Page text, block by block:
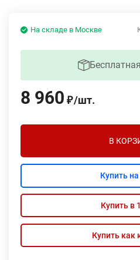
На складе в Москве
8 960 ₽/шт.
В
Купить на
Купить в
Купить как